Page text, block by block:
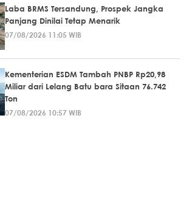
Laba BRMS Tersandung, Prospek Jangka
Panjang Dinilai Tetap Menarik
07/08/2026 11:05 WIB
Kementerian ESDM Tambah PNBP Rp20,98
Miliar dari Lelang Batu bara Sitaan 76.742
Ton
07/08/2026 10:57 WIB